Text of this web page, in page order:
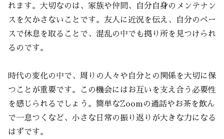
れます。大切なのは、家族や仲間、自分自身のメンテナン
スを欠かさないことです。友人に近況を伝え、自分のペー
スで休息を取ることで、混乱の中でも拠り所を見つけられ
るのです。
時代の変化の中で、周りの人々や自分との関係を大切に保
つことが重要です。この機会にはお互いを支え合う必要性
を感じられるでしょう。簡単なZoomの通話やお茶を飲ん
で一息つくなど、小さな日常の振り返りが大きな力になる
はずです。